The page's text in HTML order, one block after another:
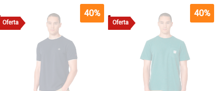
Oferta
40%
Oferta
40%